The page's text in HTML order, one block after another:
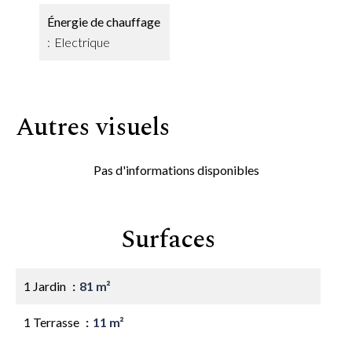
Énergie de chauffage
Electrique
Autres visuels
Pas d'informations disponibles
Surfaces
1 Jardin 81 m²
1 Terrasse 11 m²